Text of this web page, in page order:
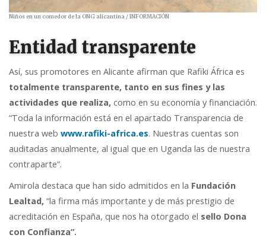
Niños en un comedor de la ONG alicantina / INFORMACIÓN
Entidad transparente
Así, sus promotores en Alicante afirman que Rafiki África es
totalmente transparente, tanto en sus fines y las
actividades que realiza, como en su economía y financiación.
“Toda la información está en el apartado Transparencia de
nuestra web www.rafiki-africa.es. Nuestras cuentas son
auditadas anualmente, al igual que en Uganda las de nuestra
contraparte”.
Amirola destaca que han sido admitidos en la Fundación
Lealtad, “la firma más importante y de más prestigio de
acreditación en España, que nos ha otorgado el sello Dona
con Confianza”.